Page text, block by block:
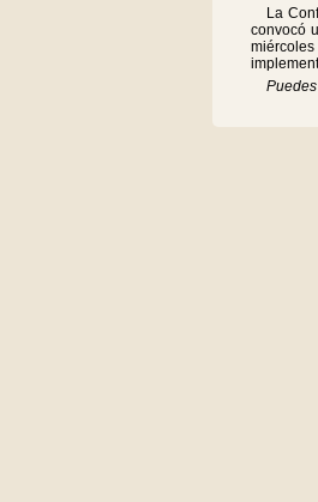
La
convocó